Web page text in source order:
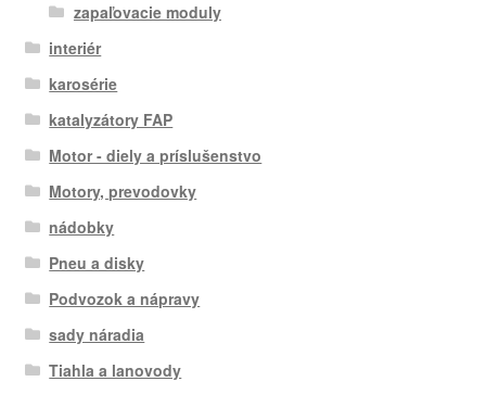
zapaľovacie moduly
interiér
karosérie
katalyzátory FAP
Motor - diely a príslušenstvo
Motory, prevodovky
nádobky
Pneu a disky
Podvozok a nápravy
sady náradia
Tiahla a lanovody